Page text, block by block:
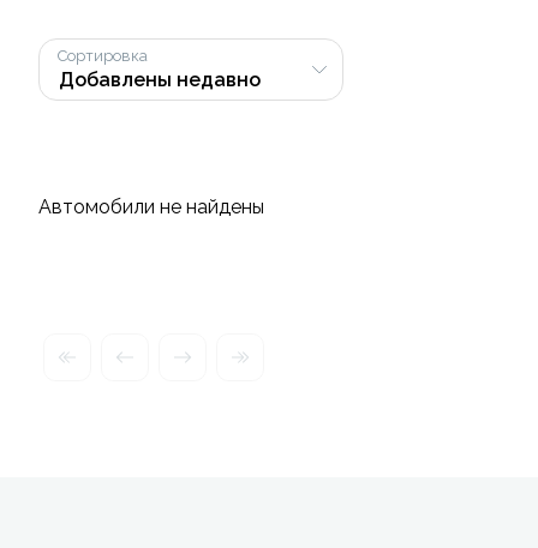
Сортировка
Автомобили не найдены